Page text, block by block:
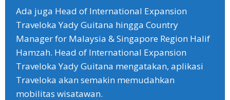
Ada juga Head of International Expansion
Traveloka Yady Guitana hingga Country
Manager for Malaysia & Singapore Region Halif
Hamzah. Head of International Expansion
Traveloka Yady Guitana mengatakan, aplikasi
Traveloka akan semakin memudahkan
mobilitas wisatawan.